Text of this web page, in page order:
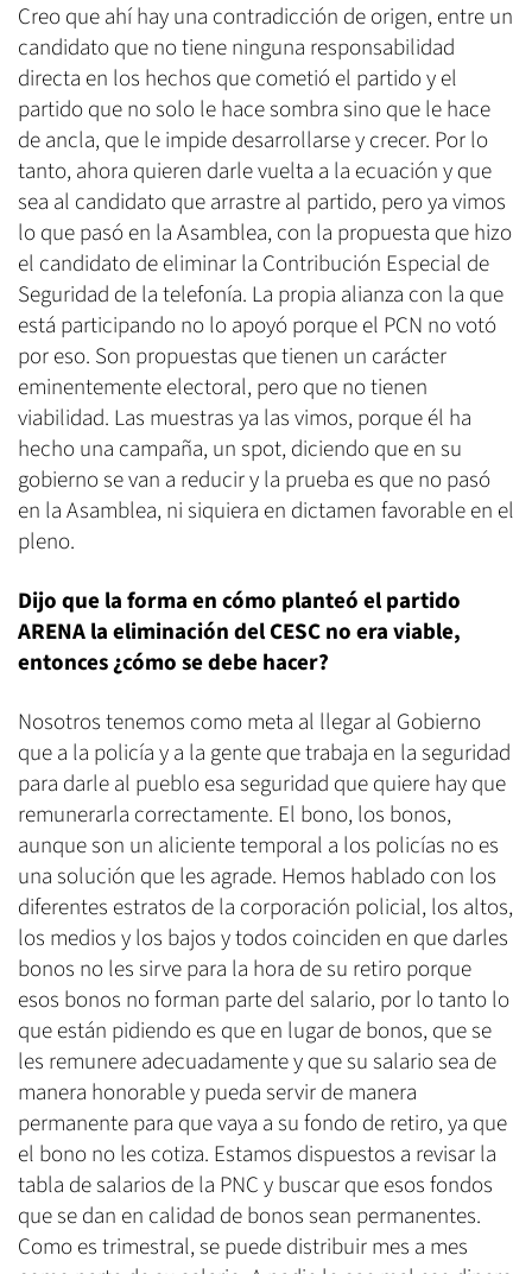
Creo que ahí hay una contradicción de origen, entre un
candidato que no tiene ninguna responsabilidad
directa en los hechos que cometió el partido y el
partido que no solo le hace sombra sino que le hace
de ancla, que le impide desarrollarse y crecer. Por lo
tanto, ahora quieren darle vuelta a la ecuación y que
sea al candidato que arrastre al partido, pero ya vimos
lo que pasó en la Asamblea, con la propuesta que hizo
el candidato de eliminar la Contribución Especial de
Seguridad de la telefonía. La propia alianza con la que
está participando no lo apoyó porque el PCN no votó
por eso. Son propuestas que tienen un carácter
eminentemente electoral, pero que no tienen
viabilidad. Las muestras ya las vimos, porque él ha
hecho una campaña, un spot, diciendo que en su
gobierno se van a reducir y la prueba es que no pasó
en la Asamblea, ni siquiera en dictamen favorable en el
pleno.
Dijo que la forma en cómo planteó el partido
ARENA la eliminación del CESC no era viable,
entonces ¿cómo se debe hacer?
Nosotros tenemos como meta al llegar al Gobierno
que a la policía y a la gente que trabaja en la seguridad
para darle al pueblo esa seguridad que quiere hay que
remunerarla correctamente. El bono, los bonos,
aunque son un aliciente temporal a los policías no es
una solución que les agrade. Hemos hablado con los
diferentes estratos de la corporación policial, los altos,
los medios y los bajos y todos coinciden en que darles
bonos no les sirve para la hora de su retiro porque
esos bonos no forman parte del salario, por lo tanto lo
que están pidiendo es que en lugar de bonos, que se
les remunere adecuadamente y que su salario sea de
manera honorable y pueda servir de manera
permanente para que vaya a su fondo de retiro, ya que
el bono no les cotiza. Estamos dispuestos a revisar la
tabla de salarios de la PNC y buscar que esos fondos
que se dan en calidad de bonos sean permanentes.
Como es trimestral, se puede distribuir mes a mes